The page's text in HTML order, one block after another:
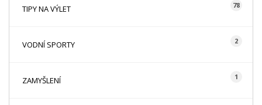
TIPY NA VÝLET 78
VODNÍ SPORTY 2
ZAMYŠLENÍ 1